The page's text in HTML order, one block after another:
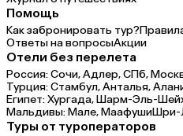
Помощь
Как забронировать тур?
Ответы на вопросыАкции
Отели без перелета
Россия:Сочи,Адлер,СПб,
Турция:Стамбул,Анталья,
Египет:Хургада,Шарм-Эль-
Мальдивы:Мале,МаафушиШри-
Туры от туроператоров